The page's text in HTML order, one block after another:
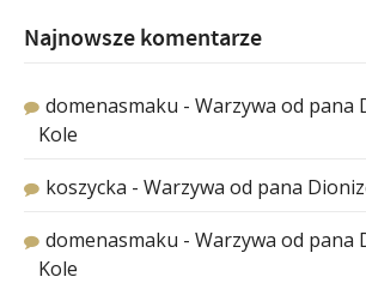
Najnowsze komentarze
domenasmaku - Warzywa od pana
Kole
koszycka - Warzywa od pana
domenasmaku - Warzywa od pana
Kole